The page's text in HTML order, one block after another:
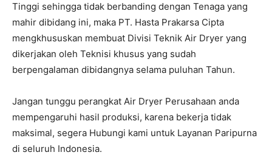
Tinggi sehingga tidak berbanding dengan Tenaga yang
mahir dibidang ini, maka PT. Hasta Prakarsa Cipta
mengkhususkan membuat Divisi Teknik Air Dryer yang
dikerjakan oleh Teknisi khusus yang sudah
berpengalaman dibidangnya selama puluhan Tahun.
Jangan tunggu perangkat Air Dryer Perusahaan anda
mempengaruhi hasil produksi, karena bekerja tidak
maksimal, segera Hubungi kami untuk Layanan Paripurna
di seluruh Indonesia.